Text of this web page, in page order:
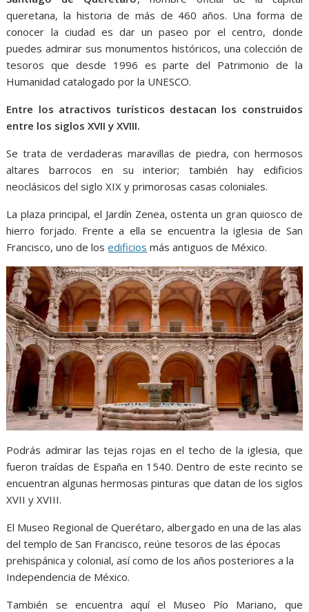
o
k
p
p
g
er
m
queretana, la historia de más de 460 años. Una forma de
conocer la ciudad es dar un paseo por el centro, donde
puedes admirar sus monumentos históricos, una colección de
tesoros que desde 1996 es parte del Patrimonio de la
Humanidad catalogado por la UNESCO.
Entre los atractivos turísticos destacan los construidos
entre los siglos XVII y XVIII.
Se trata de verdaderas maravillas de piedra, con hermosos
altares barrocos en su interior; también hay edificios
neoclásicos del siglo XIX y primorosas casas coloniales.
La plaza principal, el Jardín Zenea, ostenta un gran quiosco de
hierro forjado. Frente a ella se encuentra la iglesia de San
Francisco, uno de losedificios más antiguos de México.
Podrás admirar las tejas rojas en el techo de la iglesia, que
fueron traídas de España en 1540. Dentro de este recinto se
encuentran algunas hermosas pinturas que datan de los siglos
XVII y XVIII.
El Museo Regional de Querétaro, albergado en una de las alas
del templo de San Francisco, reúne tesoros de las épocas
prehispánica y colonial, así como de los años posteriores a la
Independencia de México.
También se encuentra aquí el Museo Pío Mariano, que